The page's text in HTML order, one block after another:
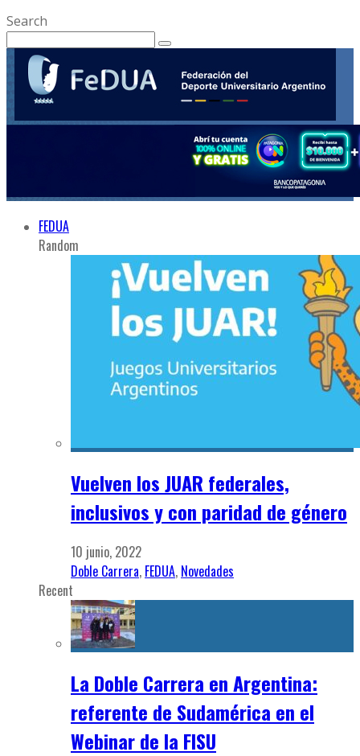
Search
FEDUA
Random
Vuelven los JUAR federales,
inclusivos y con paridad de género
10 junio, 2022
Doble Carrera, FEDUA, Novedades
Recent
La Doble Carrera en Argentina:
referente de Sudamérica en el
Webinar de la FISU